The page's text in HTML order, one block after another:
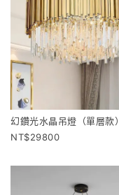
幻鑽光水晶吊燈（單層款）
29800